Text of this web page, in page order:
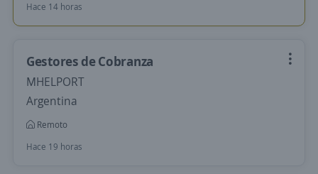
Hace 14 horas
Gestores de Cobranza
MHELPORT
Argentina
Remoto
Hace 19 horas